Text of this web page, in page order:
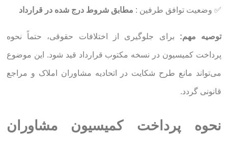
✅ وضعیت توافق طرفین : مطابق شروط درج شده در قرارداد
توصیه مهم: برای جلوگیری از اختلافات حقوقی، حتماً نحوه
پرداخت کمیسیون در نسخه مکتوب قرارداد قید شود. این موضوع
می‌تواند مانع طرح شکایت در اتحادیه مشاوران املاک و مراجع
قانونی گردد.
نحوه پرداخت کمیسیون مشاوران